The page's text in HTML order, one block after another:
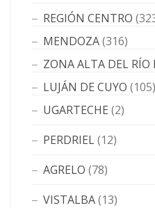
REGIÓN CENTRO
MENDOZA(316)
ZONA ALTA DEL
LUJÁN DE CUYO (105)
UGARTECHE (2)
PERDRIEL(12)
AGRELO (78)
VISTALBA(13)